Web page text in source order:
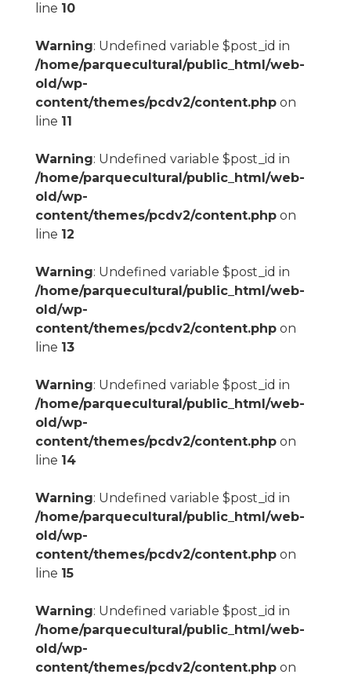
line 10
Warning: Undefined variable $post_id in
/home/parquecultural/public_html/web-
old/wp-
content/themes/pcdv2/content.phpon
line 11
Warning: Undefined variable $post_id in
/home/parquecultural/public_html/web-
old/wp-
content/themes/pcdv2/content.phpon
line 12
Warning: Undefined variable $post_id in
/home/parquecultural/public_html/web-
old/wp-
content/themes/pcdv2/content.phpon
line 13
Warning: Undefined variable $post_id in
/home/parquecultural/public_html/web-
old/wp-
content/themes/pcdv2/content.phpon
line 14
Warning: Undefined variable $post_id in
/home/parquecultural/public_html/web-
old/wp-
content/themes/pcdv2/content.phpon
line 15
Warning: Undefined variable $post_id in
/home/parquecultural/public_html/web-
old/wp-
content/themes/pcdv2/content.phpon